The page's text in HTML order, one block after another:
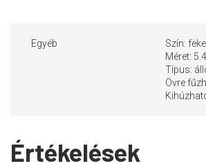
Egyéb
Szín:
Méret:
Típus:
Övre
Értékelések